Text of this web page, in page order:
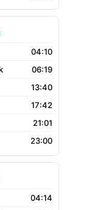
04:10
06:19
13:40
17:42
21:01
23:00
04:14